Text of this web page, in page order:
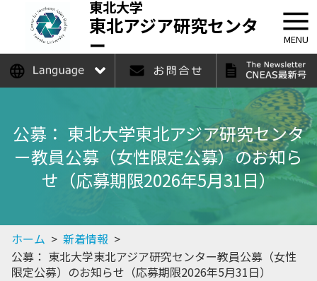
東北大学
東北アジア研究センタ
ー
MENU
日本語 English
公募： 東北大学東北アジア研究センタ
ー教員公募（女性限定公募）のお知ら
せ（応募期限2026年5月31日）
ホーム > 新着情報 >
公募： 東北大学東北アジア研究センター教員公募（女性
限定公募）のお知らせ（応募期限2026年5月31日）